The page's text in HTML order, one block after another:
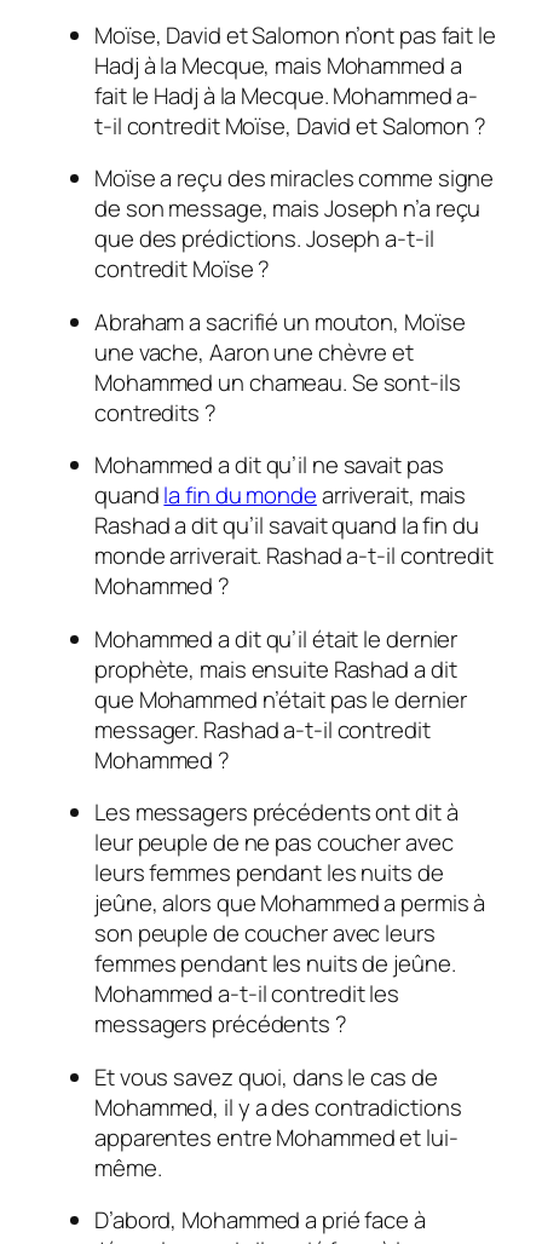
Moïse, David et Salomon n’ont pas fait le
Hadj à la Mecque, mais Mohammed a
fait le Hadj à la Mecque. Mohammed a-
t-il contredit Moïse, David et Salomon ?
Moïse a reçu des miracles comme signe
de son message, mais Joseph n’a reçu
que des prédictions. Joseph a-t-il
contredit Moïse ?
Abraham a sacrifié un mouton, Moïse
une vache, Aaron une chèvre et
Mohammed un chameau. Se sont-ils
contredits ?
Mohammed a dit qu’il ne savait pas
quandla fin du mondearriverait, mais
Rashad a dit qu’il savait quand la fin du
monde arriverait. Rashad a-t-il contredit
Mohammed ?
Mohammed a dit qu’il était le dernier
prophète, mais ensuite Rashad a dit
que Mohammed n’était pas le dernier
messager. Rashad a-t-il contredit
Mohammed ?
Les messagers précédents ont dit à
leur peuple de ne pas coucher avec
leurs femmes pendant les nuits de
jeûne, alors que Mohammed a permis à
son peuple de coucher avec leurs
femmes pendant les nuits de jeûne.
Mohammed a-t-il contredit les
messagers précédents ?
Et vous savez quoi, dans le cas de
Mohammed, il y a des contradictions
apparentes entre Mohammed et lui-
même.
D’abord, Mohammed a prié face à